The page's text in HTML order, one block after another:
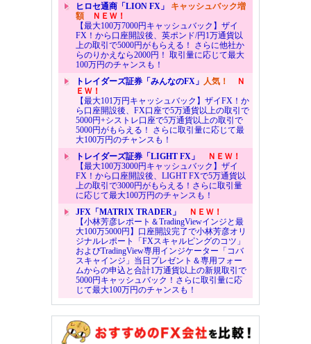
ヒロセ通商「LION FX」 キャッシュバック増
額ＮＥＷ！
【最大100万7000円キャッシュバック】ザイ
FX！から口座開設後、英ポンド/円1万通貨以
上の取引で5000円がもらえる！ さらに他社か
らのりかえなら2000円！ 取引量に応じて最大
100万円のチャンスも！
トレイダーズ証券「みんなのFX」 人気！
Ｎ
ＥＷ！
【最大101万円キャッシュバック】ザイFX！か
ら口座開設後、FX口座で5万通貨以上の取引で
5000円+シストレ口座で5万通貨以上の取引で
5000円がもらえる！ さらに取引量に応じて最
大100万円のチャンスも！
トレイダーズ証券「LIGHT FX」
ＮＥＷ！
【最大100万3000円キャッシュバック】ザイ
FX！から口座開設後、LIGHT FXで5万通貨以
上の取引で3000円がもらえる！さらに取引量
に応じて最大100万円のチャンスも！
JFX「MATRIX TRADER」
ＮＥＷ！
【小林芳彦レポート＆TradingViewインジと最
大100万5000円】口座開設完了で小林芳彦オリ
ジナルレポート「FXスキャルピングのコツ」
およびTradingView専用インジケーター「コバ
スキャインジ」当日プレゼント＆専用フォー
ムからの申込と合計1万通貨以上の新規取引で
5000円キャッシュバック！さらに取引量に応
じて最大100万円のチャンスも！